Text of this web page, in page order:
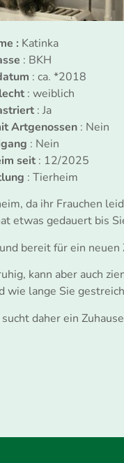
: Katinka
: BKH
: ca. *2018
: weiblich
: Ja
Artgenossen: Nein
: Nein
seit: 12/2025
: Tierheim
da ihr Frauchen
etwas gedauert bis
bereit für ein neuen
kann aber auch
wie lange Sie
daher ein